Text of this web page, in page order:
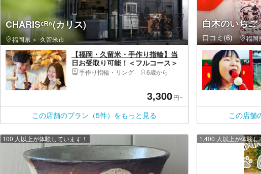
CHARISᶜᴿ⁸(カリス)
福岡県 久留米市
【福岡・久留米・手作り指輪】当
日お受取り可能！＜フルコース＞
自分で作ってみたい！ものづくり
手作り指輪・リング 6歳から
3,300円~
この店舗のプラン（5件）をもっと見る
白木のいち
口コミ(6) 福岡
この店舗
100 人以上が体験しています！ 1,400 人以上が体験し